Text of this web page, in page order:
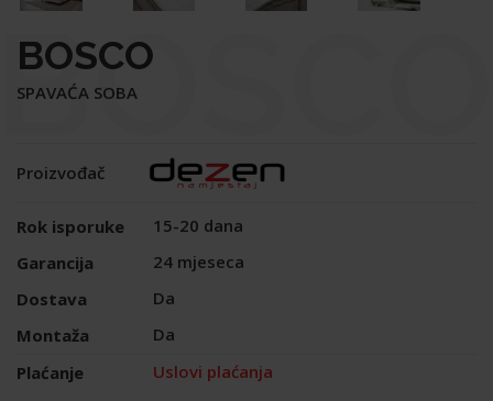
BOSCO
SPAVAĆA SOBA
Proizvođač
Rok isporuke
15-20 dana
Garancija
24 mjeseca
Dostava
Da
Montaža
Da
Plaćanje
Uslovi plaćanja